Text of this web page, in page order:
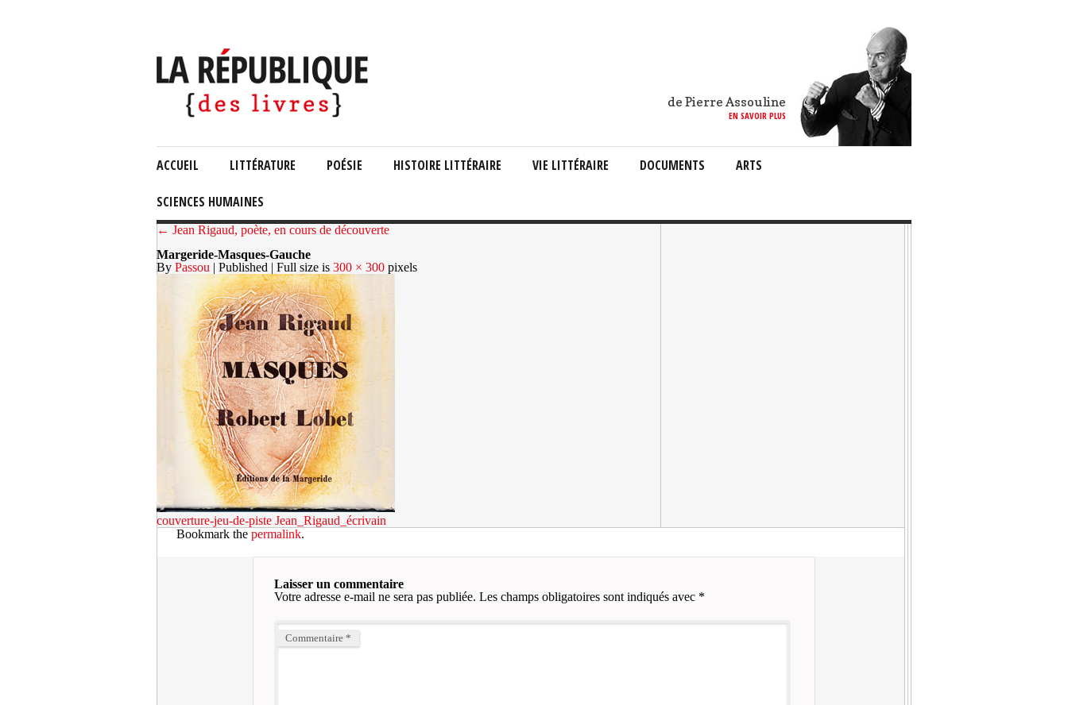
de Pierre Assouline
EN SAVOIR PLUS
ACCUEIL LITTÉRATURE POÉSIE HISTOIRE LITTÉRAIRE VIE LITTÉRAIRE DOCUMENTS ARTS
SCIENCES HUMAINES
← Jean Rigaud, poète, en cours de découverte
Margeride-Masques-Gauche
By Passou | Published | Full size is 300 × 300 pixels
couverture-jeu-de-piste Jean_Rigaud_écrivain
Bookmark the permalink.
Laisser un commentaire
Votre adresse e-mail ne sera pas publiée. Les champs obligatoires sont indiqués avec *
Commentaire *